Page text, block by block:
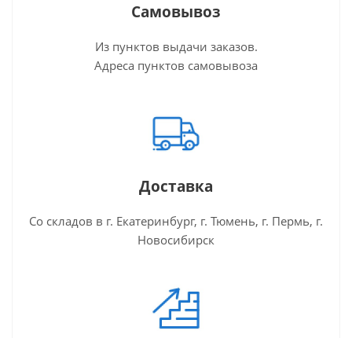
Самовывоз
Из пунктов выдачи заказов.
Адреса пунктов самовывоза
Доставка
Со складов в г. Екатеринбург, г. Тюмень, г. Пермь, г.
Новосибирск